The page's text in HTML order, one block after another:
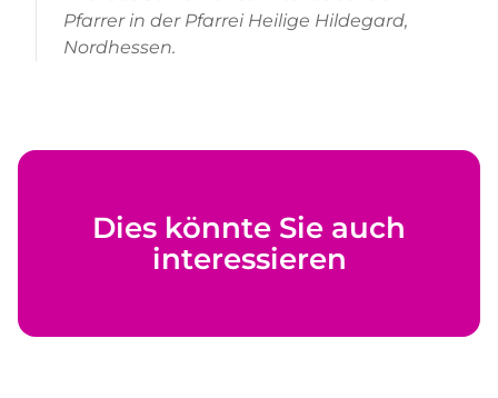
Pfarrer in der Pfarrei Heilige Hildegard,
Nordhessen.
Dies könnte Sie auch
interessieren